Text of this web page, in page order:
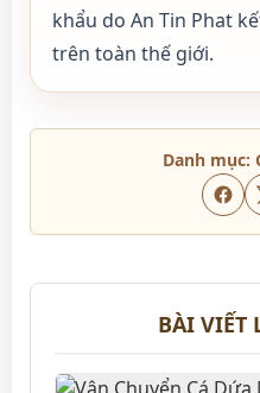
khẩu do An Tin Phat
trên toàn thế giới.
Danh mục:
BÀI VIẾT